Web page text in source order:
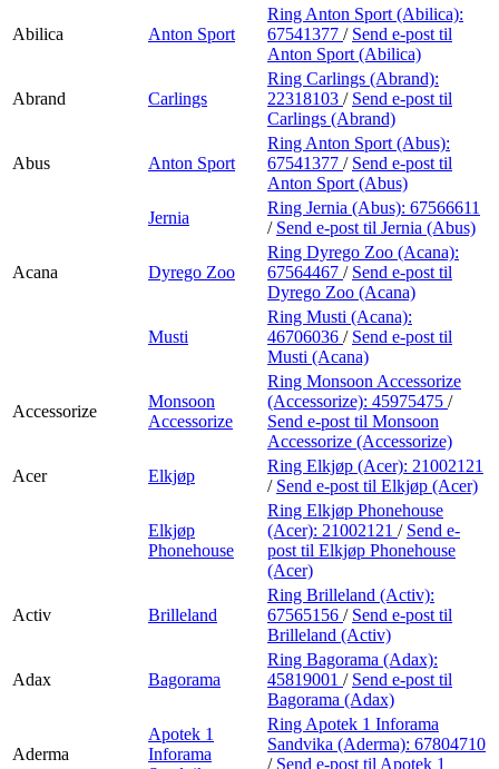
Abilica Anton Sport
Ring Anton Sport (Abilica):
67541377 / Send e-post til
Anton Sport (Abilica)
Abrand Carlings
Ring Carlings (Abrand):
22318103 / Send e-post til
Carlings (Abrand)
Abus Anton Sport
Ring Anton Sport (Abus):
67541377 / Send e-post til
Anton Sport (Abus)
Jernia
Ring Jernia (Abus): 67566611
/ Send e-post til Jernia (Abus)
Acana Dyrego Zoo
Ring Dyrego Zoo (Acana):
67564467 / Send e-post til
Dyrego Zoo (Acana)
Musti
Ring Musti (Acana):
46706036 / Send e-post til
Musti (Acana)
Accessorize
Monsoon
Accessorize
Ring Monsoon Accessorize
(Accessorize): 45975475 /
Send e-post til Monsoon
Accessorize (Accessorize)
Acer
Elkjøp
Ring Elkjøp (Acer): 21002121
/ Send e-post til Elkjøp (Acer)
Elkjøp
Phonehouse
Ring Elkjøp Phonehouse
(Acer): 21002121 / Send e-
post til Elkjøp Phonehouse
(Acer)
Activ Brilleland
Ring Brilleland (Activ):
67565156 / Send e-post til
Brilleland (Activ)
Adax Bagorama
Ring Bagorama (Adax):
45819001 / Send e-post til
Bagorama (Adax)
Aderma
Apotek 1
Inforama
Ring Apotek 1 Inforama
Sandvika (Aderma): 67804710
/ Send e-post til Apotek 1